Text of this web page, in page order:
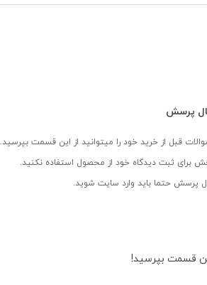
پرسش
قبل از خرید خود را میتوانید از این قسمت بپرسید.
برای ثبت دیدگاه خود از محصول استفاده نکنید.
پرسش حتما باید وارد سایت شوید.
قسمت بپرسید!